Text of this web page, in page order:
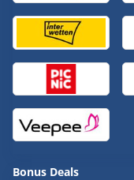
Bonus Deals